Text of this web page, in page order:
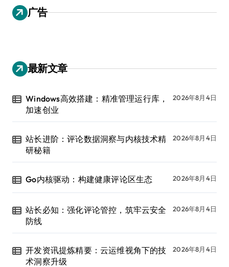
广告
最新文章
Windows高效搭建：精准管理运行库，
加速创业
2026年8月4日
站长进阶：评论数据洞察与内核技术精
研秘籍
2026年8月4日
Go内核驱动：构建健康评论区生态 2026年8月4日
站长必知：强化评论管控，筑牢云安全
防线
2026年8月4日
开发资讯提炼精要：云运维视角下的技
术洞察升级
2026年8月4日